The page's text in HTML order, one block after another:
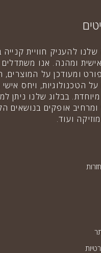
להעניק חוויית קנייה
ומהנה. אנו
ומעודכן על המוצרים,
על הטכנולוגיות, ויחס
בבלוג שלנו ניתן
ומרחיב אופקים בנושאים
ועוד.